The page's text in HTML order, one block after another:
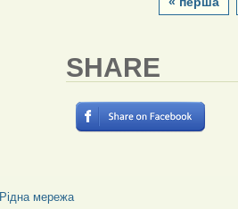
SHARE
Рідна мережа